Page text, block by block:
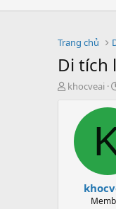
Trang chủ
Di tích
T
khocveai